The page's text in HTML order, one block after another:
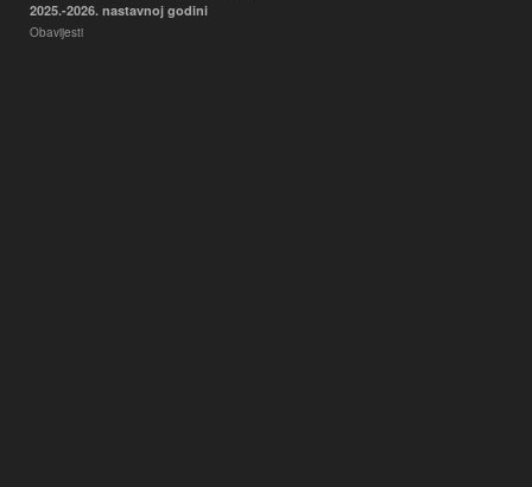
2025.-2026. nastavnoj godini
Obavijesti